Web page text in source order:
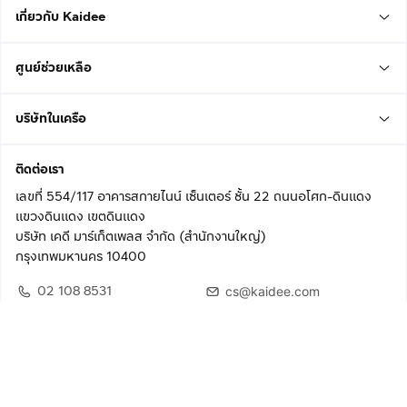
เกี่ยวกับ Kaidee
ศูนย์ช่วยเหลือ
บริษัทในเครือ
ติดต่อเรา
เลขที่ 554/117 อาคารสกายไนน์ เซ็นเตอร์ ชั้น 22 ถนนอโศก-ดินแดง
แขวงดินแดง เขตดินแดง
บริษัท เคดี มาร์เก็ตเพลส จำกัด (สำนักงานใหญ่)
กรุงเทพมหานคร 10400
02 108 8531
cs@kaidee.com